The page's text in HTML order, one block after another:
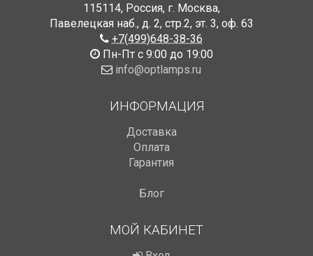
115114, Россия, г. Москва,
Павелецкая наб., д. 2, стр.2, эт. 3, оф. 63
+7(499)648-38-36
Пн-Пт с 9:00 до 19:00
info@optlamps.ru
ИНФОРМАЦИЯ
Доставка
Оплата
Гарантия
Блог
МОЙ КАБИНЕТ